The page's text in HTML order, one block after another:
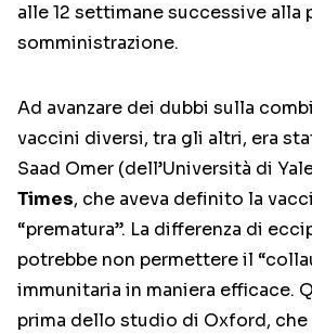
alle 12 settimane successive alla
somministrazione.
Ad avanzare dei dubbi sulla
vaccini diversi, tra gli altri, era
Saad Omer (dell’Università di
Times, che aveva definito la
“prematura”. La differenza di
potrebbe non permettere il
immunitaria in maniera efficace.
prima dello studio di Oxford, che